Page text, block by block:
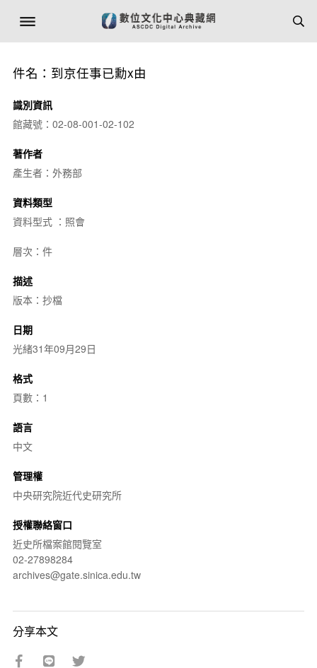
件名：到京任事已勳x由
識別資訊
館藏號：02-08-001-02-102
著作者
產生者：外務部
資料類型
資料型式 ：照會
層次：件
描述
版本：抄檔
日期
光緒31年09月29日
格式
頁數：1
語言
中文
管理權
中央研究院近代史研究所
授權聯絡窗口
近史所檔案館閱覽室
02-27898284
archives@gate.sinica.edu.tw
分享本文